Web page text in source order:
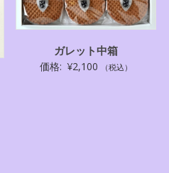
ガレット中箱
価格: ¥2,100 （税込）